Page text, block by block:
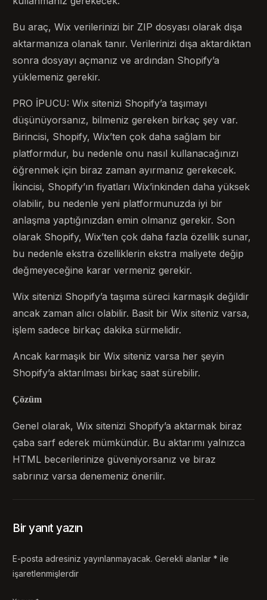
Bu araç, Wix verilerinizi bir ZIP dosyası olarak dışa
aktarmanıza olanak tanır. Verilerinizi dışa aktardıktan
sonra dosyayı açmanız ve ardından Shopify’a
yüklemeniz gerekir.
PRO İPUCU: Wix sitenizi Shopify’a taşımayı
düşünüyorsanız, bilmeniz gereken birkaç şey var.
Birincisi, Shopify, Wix’ten çok daha sağlam bir
platformdur, bu nedenle onu nasıl kullanacağınızı
öğrenmek için biraz zaman ayırmanız gerekecek.
İkincisi, Shopify’ın fiyatları Wix’inkinden daha yüksek
olabilir, bu nedenle yeni platformunuzda iyi bir
anlaşma yaptığınızdan emin olmanız gerekir. Son
olarak Shopify, Wix’ten çok daha fazla özellik sunar,
bu nedenle ekstra özelliklerin ekstra maliyete değip
değmeyeceğine karar vermeniz gerekir.
Wix sitenizi Shopify’a taşıma süreci karmaşık değildir
ancak zaman alıcı olabilir. Basit bir Wix siteniz varsa,
işlem sadece birkaç dakika sürmelidir.
Ancak karmaşık bir Wix siteniz varsa her şeyin
Shopify’a aktarılması birkaç saat sürebilir.
Çözüm
Genel olarak, Wix sitenizi Shopify’a aktarmak biraz
çaba sarf ederek mümkündür. Bu aktarımı yalnızca
HTML becerilerinize güveniyorsanız ve biraz
sabrınız varsa denemeniz önerilir.
Bir yanıt yazın
E-posta adresiniz yayınlanmayacak. Gerekli alanlar* ile
işaretlenmişlerdir